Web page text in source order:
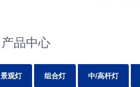
产品中心
景观灯 组合灯 中/高杆灯